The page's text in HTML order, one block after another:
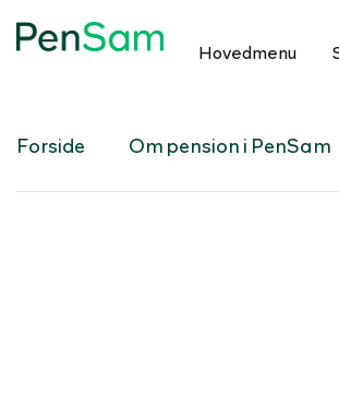
Hovedmenu
Forside Om pension i PenSam